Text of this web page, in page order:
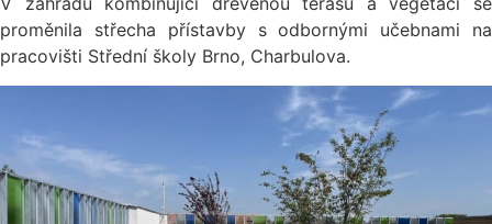
proměnila střecha přístavby s odbornými učebnami na
pracovišti Střední školy Brno, Charbulova.